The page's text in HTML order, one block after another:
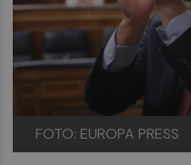
FOTO: EUROPA PRESS